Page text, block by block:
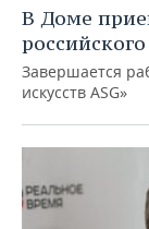
В Доме
Завершается
искусств ASG»